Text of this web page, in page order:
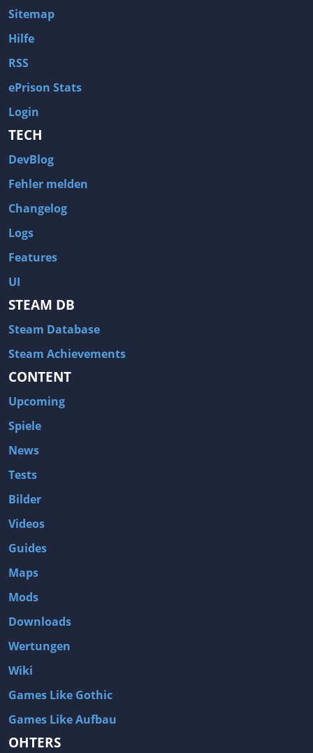
Sitemap
Hilfe
RSS
ePrison Stats
Login
TECH
DevBlog
Fehler melden
Changelog
Logs
Features
UI
STEAM DB
Steam Database
Steam Achievements
CONTENT
Upcoming
Spiele
News
Tests
Bilder
Videos
Guides
Maps
Mods
Downloads
Wertungen
Wiki
Games Like Gothic
Games Like Aufbau
OHTERS